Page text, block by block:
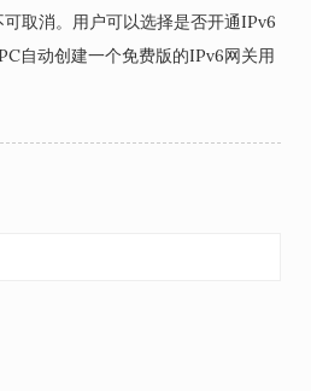
取消。用户可以选择是否开通IPv6
自动创建一个免费版的IPv6网关用